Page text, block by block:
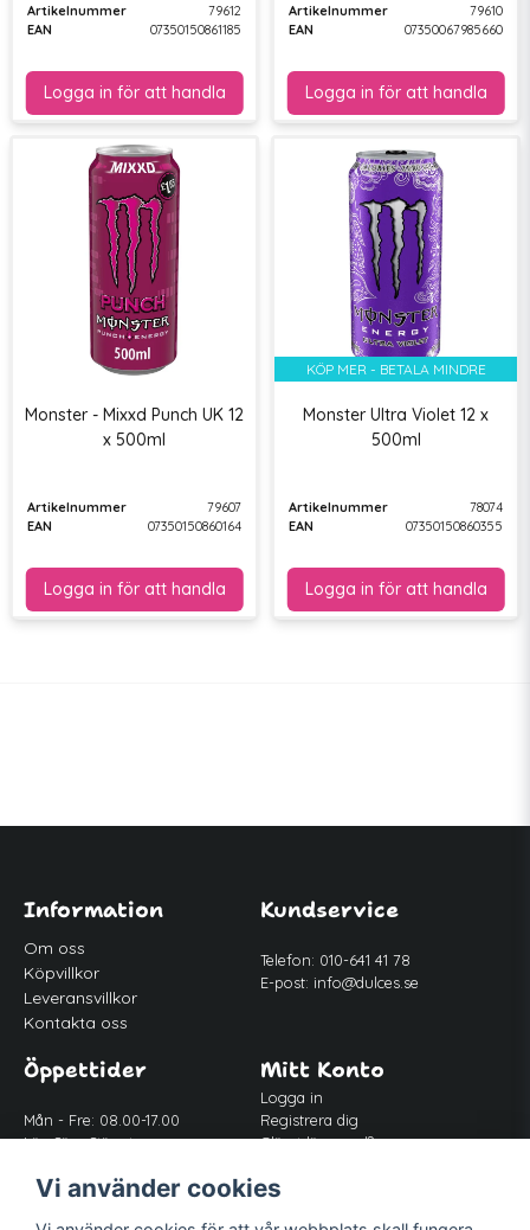
Artikelnummer
79612
EAN
07350150861185
Artikelnummer
79610
EAN
07350067985660
Monster - Mixxd Punch UK 12
x 500ml
Artikelnummer
79607
EAN
07350150860164
KÖP MER - BETALA MINDRE
Monster Ultra Violet 12 x
500ml
Artikelnummer
78074
EAN
07350150860355
Information
Om oss
Köpvillkor
Leveransvillkor
Kontakta oss
Kundservice
Telefon: 010-641 41 78
E-post: info@dulces.se
Öppettider
Mån - Fre: 08.00-17.00
Lör-Sön: Stängt
Mitt Konto
Logga in
Registrera dig
Glömt lösenord?
Vi använder cookies